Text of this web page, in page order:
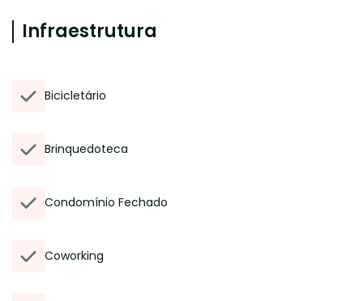
Infraestrutura
Bicicletário
Brinquedoteca
Condomínio Fechado
Coworking